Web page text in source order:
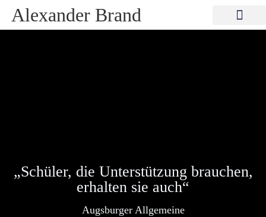
Alexander Brand
„Schüler, die Unterstützung brauchen,
erhalten sie auch“
Augsburger Allgemeine